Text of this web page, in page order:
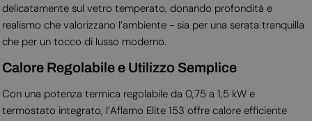
delicatamente sul vetro temperato, donando profondità e
realismo che valorizzano l’ambiente - sia per una serata tranquilla
che per un tocco di lusso moderno.
Calore Regolabile e Utilizzo Semplice
Con una potenza termica regolabile da 0,75 a 1,5 kW e
termostato integrato, l’Aflamo Elite 153 offre calore efficiente